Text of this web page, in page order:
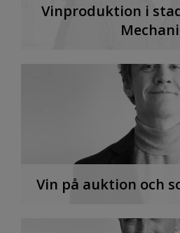
Vinproduktion i
Vin på auktion och